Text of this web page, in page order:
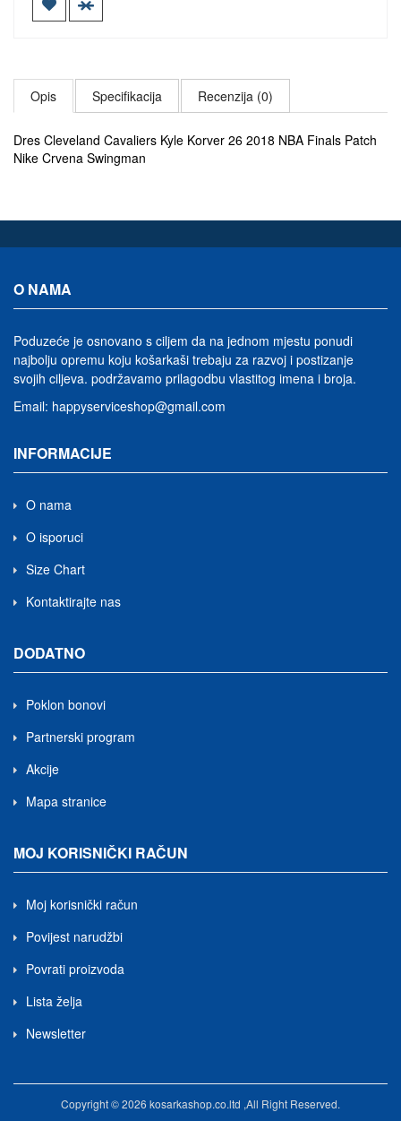
Opis Specifikacija Recenzija (0)
Dres Cleveland Cavaliers Kyle Korver 26 2018 NBA Finals Patch
Nike Crvena Swingman
O NAMA
Poduzeće je osnovano s ciljem da na jednom mjestu ponudi
najbolju opremu koju košarkaši trebaju za razvoj i postizanje
svojih ciljeva. podržavamo prilagodbu vlastitog imena i broja.
Email: happyserviceshop@gmail.com
INFORMACIJE
O nama
O isporuci
Size Chart
Kontaktirajte nas
DODATNO
Poklon bonovi
Partnerski program
Akcije
Mapa stranice
MOJ KORISNIČKI RAČUN
Moj korisnički račun
Povijest narudžbi
Povrati proizvoda
Lista želja
Newsletter
Copyright © 2026 kosarkashop.co.ltd ,All Right Reserved.